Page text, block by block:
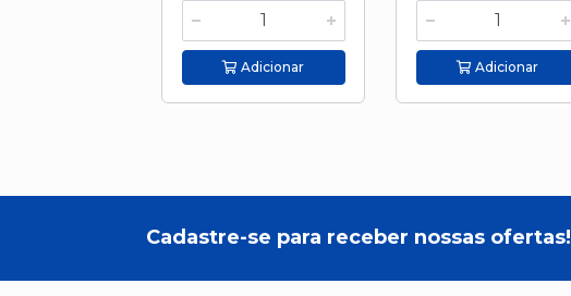
Adicionar Adicionar
Cadastre-se para receber nossas ofertas!